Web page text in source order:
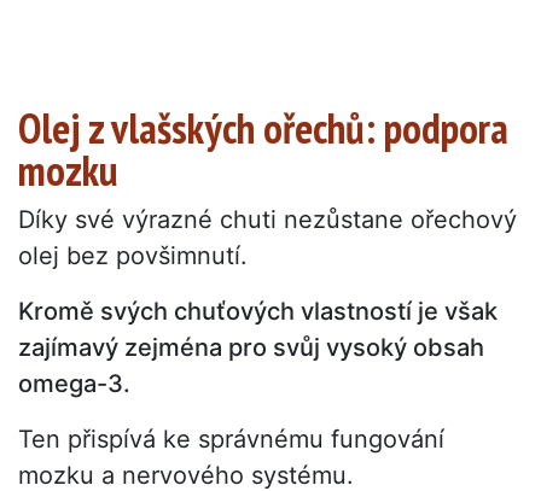
Olej z vlašských ořechů: podpora
mozku
Díky své výrazné chuti nezůstane ořechový
olej bez povšimnutí.
Kromě svých chuťových vlastností je však
zajímavý zejména pro svůj vysoký obsah
omega-3.
Ten přispívá ke správnému fungování
mozku a nervového systému.